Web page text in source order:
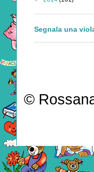
Segnala una
©